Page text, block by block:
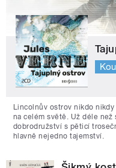
Lincolnův ostrov nikdo
na celém světě. Už déle
dobrodružství s pěticí
hlavně nejedno tajemství.